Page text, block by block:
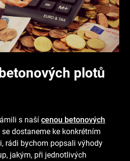
plotů
s naší cenou betonových
dostaneme ke konkrétním
rádi bychom popsali výhody
jakým, při jednotlivých